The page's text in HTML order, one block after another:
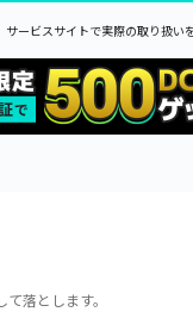
ービスサイトで実際の取り扱い
落とします。